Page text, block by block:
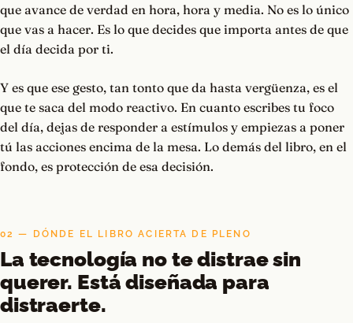
que avance de verdad en hora, hora y media. No es lo único
que vas a hacer. Es lo que decides que importa antes de que
el día decida por ti.
Y es que ese gesto, tan tonto que da hasta vergüenza, es el
que te saca del modo reactivo. En cuanto escribes tu foco
del día, dejas de responder a estímulos y empiezas a poner
tú las acciones encima de la mesa. Lo demás del libro, en el
fondo, es protección de esa decisión.
02 — DÓNDE EL LIBRO ACIERTA DE PLENO
La tecnología no te distrae sin
querer. Está diseñada para
distraerte.